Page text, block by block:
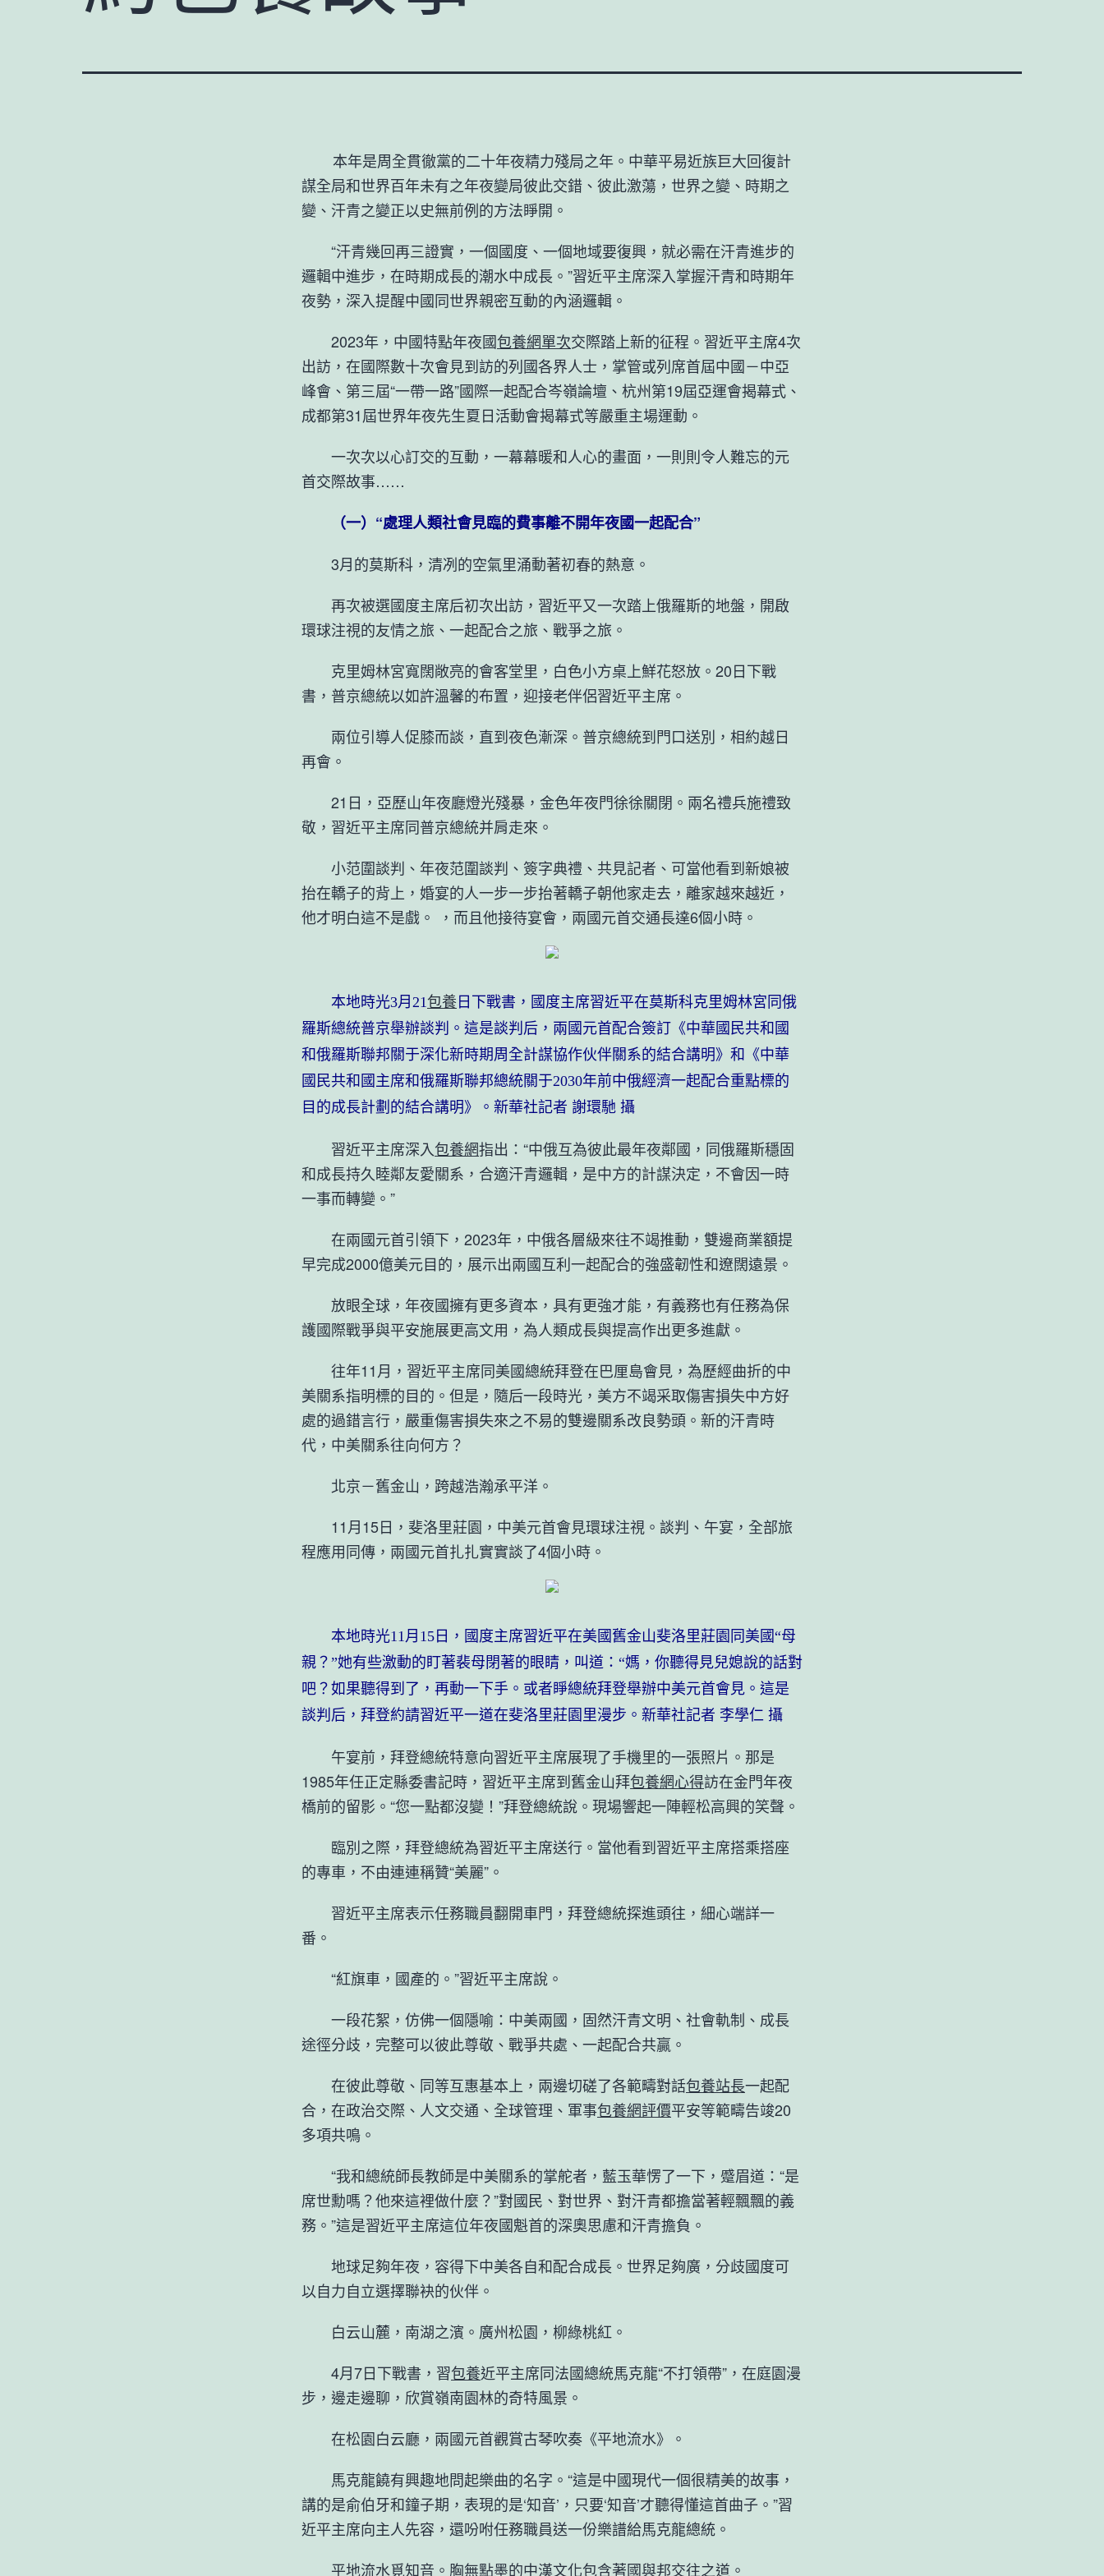
本年是周全貫徹黨的二十年夜精力殘局之年。中華平易近族巨大回復計
謀全局和世界百年未有之年夜變局彼此交錯、彼此激蕩，世界之變、時期之
變、汗青之變正以史無前例的方法睜開。
“汗青幾回再三證實，一個國度、一個地域要復興，就必需在汗青進步的
邏輯中進步，在時期成長的潮水中成長。”習近平主席深入掌握汗青和時期年
夜勢，深入提醒中國同世界親密互動的內涵邏輯。
2023年，中國特點年夜國包養網單次交際踏上新的征程。習近平主席4次
出訪，在國際數十次會見到訪的列國各界人士，掌管或列席首屆中國－中亞
峰會、第三屆“一帶一路”國際一起配合岑嶺論壇、杭州第19屆亞運會揭幕式、
成都第31屆世界年夜先生夏日活動會揭幕式等嚴重主場運動。
一次次以心訂交的互動，一幕幕暖和人心的畫面，一則則令人難忘的元
首交際故事……
（一）“處理人類社會見臨的費事離不開年夜國一起配合”
3月的莫斯科，清冽的空氣里涌動著初春的熱意。
再次被選國度主席后初次出訪，習近平又一次踏上俄羅斯的地盤，開啟
環球注視的友情之旅、一起配合之旅、戰爭之旅。
克里姆林宮寬闊敞亮的會客堂里，白色小方桌上鮮花怒放。20日下戰
書，普京總統以如許溫馨的布置，迎接老伴侶習近平主席。
兩位引導人促膝而談，直到夜色漸深。普京總統到門口送別，相約越日
再會。
21日，亞歷山年夜廳燈光殘暴，金色年夜門徐徐關閉。兩名禮兵施禮致
敬，習近平主席同普京總統并肩走來。
小范圍談判、年夜范圍談判、簽字典禮、共見記者、可當他看到新娘被
抬在轎子的背上，婚宴的人一步一步抬著轎子朝他家走去，離家越來越近，
他才明白這不是戲。 ，而且他接待宴會，兩國元首交通長達6個小時。
本地時光3月21包養 日下戰書，國度主席習近平在莫斯科克里姆林宮同俄
羅斯總統普京舉辦談判。這是談判后，兩國元首配合簽訂《中華國民共和國
和俄羅斯聯邦關于深化新時期周全計謀協作伙伴關系的結合講明》和《中華
國民共和國主席和俄羅斯聯邦總統關于2030年前中俄經濟一起配合重點標的
目的成長計劃的結合講明》。新華社記者 謝環馳 攝
習近平主席深入包養網指出：“中俄互為彼此最年夜鄰國，同俄羅斯穩固
和成長持久睦鄰友愛關系，合適汗青邏輯，是中方的計謀決定，不會因一時
一事而轉變。”
在兩國元首引領下，2023年，中俄各層級來往不竭推動，雙邊商業額提
早完成2000億美元目的，展示出兩國互利一起配合的強盛韌性和遼闊遠景。
放眼全球，年夜國擁有更多資本，具有更強才能，有義務也有任務為保
護國際戰爭與平安施展更高文用，為人類成長與提高作出更多進獻。
往年11月，習近平主席同美國總統拜登在巴厘島會見，為歷經曲折的中
美關系指明標的目的。但是，隨后一段時光，美方不竭采取傷害損失中方好
處的過錯言行，嚴重傷害損失來之不易的雙邊關系改良勢頭。新的汗青時
代，中美關系往向何方？
北京－舊金山，跨越浩瀚承平洋。
11月15日，斐洛里莊園，中美元首會見環球注視。談判、午宴，全部旅
程應用同傳，兩國元首扎扎實實談了4個小時。
本地時光11月15日，國度主席習近平在美國舊金山斐洛里莊園同美國“母
親？”她有些激動的盯著裴母閉著的眼睛，叫道：“媽，你聽得見兒媳說的話對
吧？如果聽得到了，再動一下手。或者睜總統拜登舉辦中美元首會見。這是
談判后，拜登約請習近平一道在斐洛里莊園里漫步。新華社記者 李學仁 攝
午宴前，拜登總統特意向習近平主席展現了手機里的一張照片。那是
1985年任正定縣委書記時，習近平主席到舊金山拜包養網心得訪在金門年夜
橋前的留影。“您一點都沒變！”拜登總統說。現場響起一陣輕松高興的笑聲。
臨別之際，拜登總統為習近平主席送行。當他看到習近平主席搭乘搭座
的專車，不由連連稱贊“美麗”。
習近平主席表示任務職員翻開車門，拜登總統探進頭往，細心端詳一
番。
“紅旗車，國產的。”習近平主席說。
一段花絮，仿佛一個隱喻：中美兩國，固然汗青文明、社會軌制、成長
途徑分歧，完整可以彼此尊敬、戰爭共處、一起配合共贏。
在彼此尊敬、同等互惠基本上，兩邊切磋了各範疇對話包養站長一起配
合，在政治交際、人文交通、全球管理、軍事包養網評價平安等範疇告竣20
多項共鳴。
“我和總統師長教師是中美關系的掌舵者，藍玉華愣了一下，蹙眉道：“是
席世勳嗎？他來這裡做什麼？”對國民、對世界、對汗青都擔當著輕飄飄的義
務。”這是習近平主席這位年夜國魁首的深奧思慮和汗青擔負。
地球足夠年夜，容得下中美各自和配合成長。世界足夠廣，分歧國度可
以自力自立選擇聯袂的伙伴。
白云山麓，南湖之濱。廣州松園，柳綠桃紅。
4月7日下戰書，習包養近平主席同法國總統馬克龍“不打領帶”，在庭園漫
步，邊走邊聊，欣賞嶺南園林的奇特風景。
在松園白云廳，兩國元首觀賞古琴吹奏《平地流水》。
馬克龍饒有興趣地問起樂曲的名字。“這是中國現代一個很精美的故事，
講的是俞伯牙和鐘子期，表現的是‘知音’，只要‘知音’才聽得懂這首曲子。”習
近平主席向主人先容，還吩咐任務職員送一份樂譜給馬克龍總統。
平地流水覓知音。胸無點墨的中漢文化包含著國與邦交往之道。